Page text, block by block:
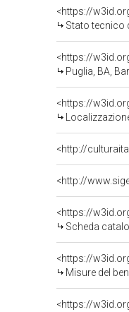
<https://
Stato tecnico
<https://
Puglia, BA,
<https://
<http://
<https://
Scheda
<https://
Misure del
<https://